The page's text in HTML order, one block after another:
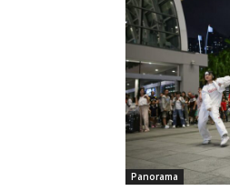
Panorama